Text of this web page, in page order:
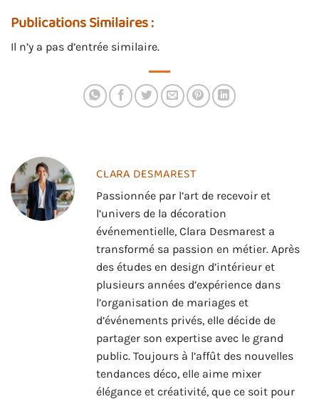
Publications Similaires :
Il n’y a pas d’entrée similaire.
CLARA DESMAREST
Passionnée par l’art de recevoir et
l’univers de la décoration
événementielle, Clara Desmarest a
transformé sa passion en métier. Après
des études en design d’intérieur et
plusieurs années d’expérience dans
l’organisation de mariages et
d’événements privés, elle décide de
partager son expertise avec le grand
public. Toujours à l’affût des nouvelles
tendances déco, elle aime mixer
élégance et créativité, que ce soit pour